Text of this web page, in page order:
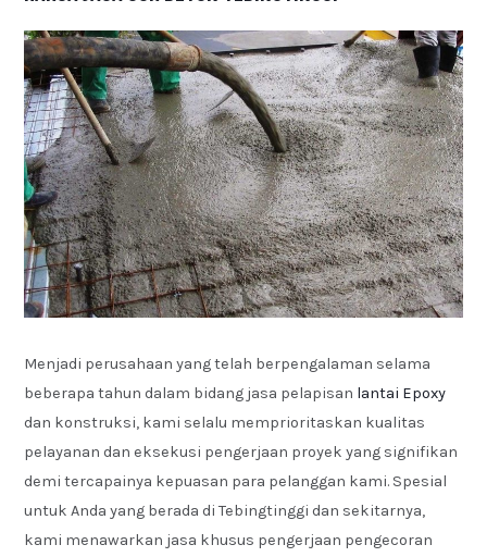
Menjadi perusahaan yang telah berpengalaman selama
beberapa tahun dalam bidang jasa pelapisan lantai Epoxy
dan konstruksi, kami selalu memprioritaskan kualitas
pelayanan dan eksekusi pengerjaan proyek yang signifikan
demi tercapainya kepuasan para pelanggan kami. Spesial
untuk Anda yang berada di Tebingtinggi dan sekitarnya,
kami menawarkan jasa khusus pengerjaan pengecoran